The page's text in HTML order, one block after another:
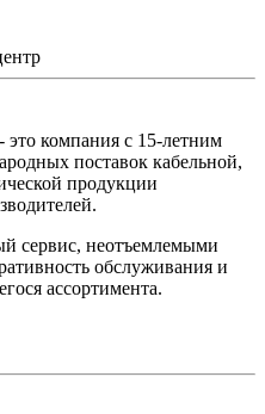
компания с 15-летним
поставок кабельной,
продукции
сервис, неотъемлемыми
обслуживания и
ассортимента.